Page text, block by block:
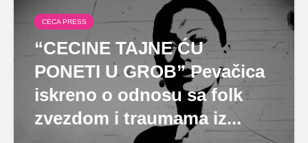
CECA PRESS
“CECINE TAJNE ĆU
PONETI U GROB” Pevačica
iskreno o odnosu sa folk
zvezdom i traumama iz...